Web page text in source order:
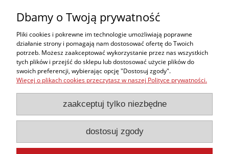
Defibrylatory AED
Fantomy RKO
Sprzęt ratowniczy dla służb mundurowych
Apteczki pierwszej pomocy
, ale w naszej ofercie znajdą Państwo także inne produkty medyczne
najwyższej jakości, takie jak sprzęt do ewakuacji czy nowoczesne środki do
opatrywania oparzeń i krwotoków.
Dbamy o Twoją prywatność
Pliki cookies i pokrewne im technologie umożliwiają poprawne
działanie strony i pomagają nam dostosować ofertę do Twoich
potrzeb. Możesz zaakceptować wykorzystanie przez nas wszystkich
tych plików i przejść do sklepu lub dostosować użycie plików do
swoich preferencji, wybierając opcję "Dostosuj zgody".
Więcej o plikach cookies przeczytasz w naszej Polityce prywatności.
zaakceptuj tylko niezbędne
dostosuj zgody